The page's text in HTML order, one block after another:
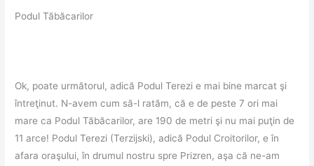
Podul Tăbăcarilor
Ok, poate următorul, adică Podul Terezi e mai bine marcat şi
întreţinut. N-avem cum să-l ratăm, că e de peste 7 ori mai
mare ca Podul Tăbăcarilor, are 190 de metri şi nu mai puţin de
11 arce! Podul Terezi (Terzijski), adică Podul Croitorilor, e în
afara oraşului, în drumul nostru spre Prizren, aşa că ne-am